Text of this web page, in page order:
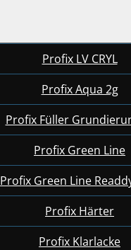
Profix LV CRYL
Profix Aqua 2g
Profix Füller
Profix Green Line
Profix Green Line
Profix Härter
Profix Klarlacke